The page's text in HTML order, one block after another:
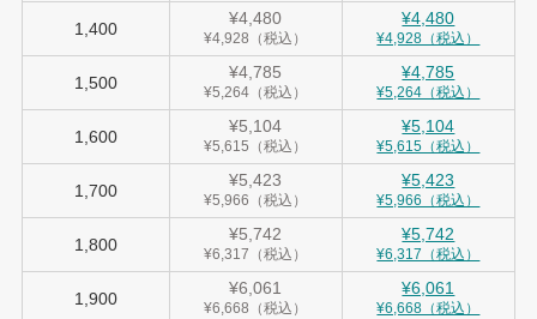
1,400
¥4,480
¥4,928（税込）
¥4,480
¥4,928（税込）
1,500
¥4,785
¥5,264（税込）
¥4,785
¥5,264（税込）
1,600
¥5,104
¥5,615（税込）
¥5,104
¥5,615（税込）
1,700
¥5,423
¥5,966（税込）
¥5,423
¥5,966（税込）
1,800
¥5,742
¥6,317（税込）
¥5,742
¥6,317（税込）
1,900
¥6,061
¥6,668（税込）
¥6,061
¥6,668（税込）